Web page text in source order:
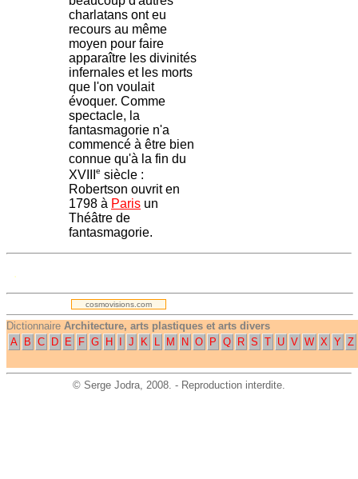
charlatans ont eu
recours au même
moyen pour faire
apparaître les divinités
infernales et les morts
que l'on voulait
évoquer. Comme
spectacle, la
fantasmagorie n'a
commencé à être bien
connue qu'à la fin du
XVIII
e siècle :
Robertson ouvrit en
1798 à Paris un
Théâtre de
fantasmagorie.
.
cosmovisions.com
Dictionnaire Architecture, arts plastiques et arts divers
A
B C D E F G H J K L M N O P Q R S T U V W X Y Z
© Serge Jodra, 2008. - Reproduction interdite.